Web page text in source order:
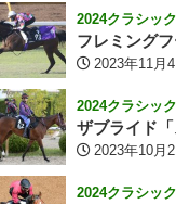
フレミング
2023年11月
2024クラシッ
ザブライド
2023年10月
2024クラシッ
2024クラシッ